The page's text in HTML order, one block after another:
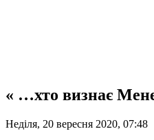
« …хто визнає
Неділя, 20 вересня 2020, 07:48